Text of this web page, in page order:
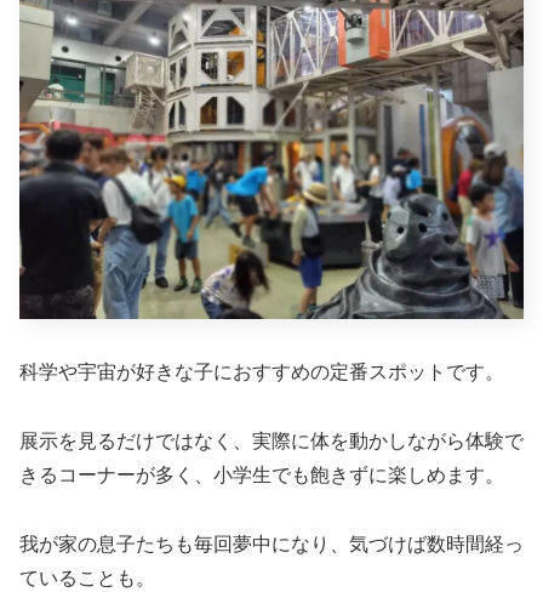
科学や宇宙が好きな子におすすめの定番スポットです。
展示を見るだけではなく、実際に体を動かしながら体験で
きるコーナーが多く、小学生でも飽きずに楽しめます。
我が家の息子たちも毎回夢中になり、気づけば数時間経っ
ていることも。